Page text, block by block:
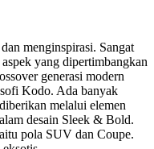
menginspirasi. Sangat
yang dipertimbangkan
generasi modern
Kodo. Ada banyak
melalui elemen
desain Sleek & Bold.
pola SUV dan Coupe.